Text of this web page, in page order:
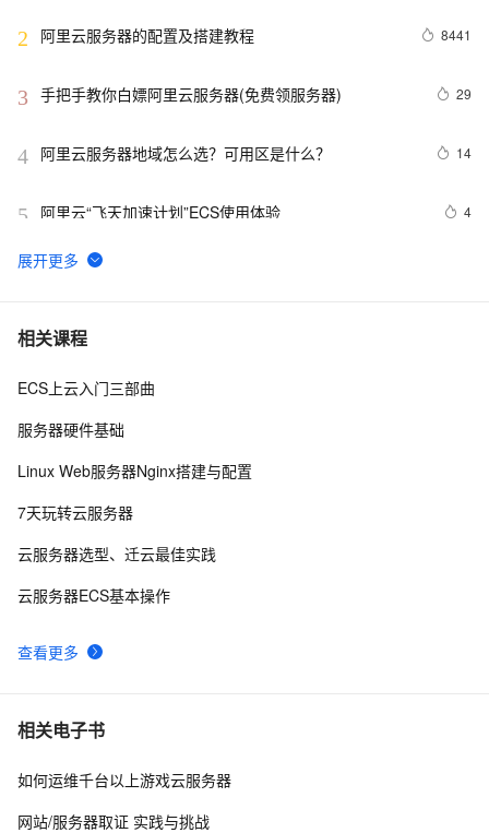
2 阿里云服务器的配置及搭建教程 8441
3 手把手教你白嫖阿里云服务器(免费领服务器) 29
4 阿里云服务器地域怎么选？可用区是什么？ 14
5 阿里云“飞天加速计划”ECS使用体验 4
6
CentOS-7.2部署DNS域名解析服务器并进行相关配置测
7 报道称黑客利用微软IIS安全漏洞 入侵大学服务器
8 阿里云2核4G配置服务器可选实例及收费价格参考
10Android Socket与服务器通信通用Demo
相关课程
查看更多
ECS上云入门三部曲
服务器硬件基础
Linux Web服务器Nginx搭建与配置
7天玩转云服务器
云服务器选型、迁云最佳实践
云服务器ECS基本操作
相关电子书
如何运维千台以上游戏云服务器
网站/服务器取证 实践与挑战